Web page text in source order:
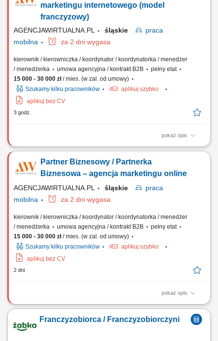
Dostosowywanie asortymentu sklepu do potrzeb lokalnego rynku.
Współpraca z centralą w zakresie działań...
marketingu internetowego (model
franczyzowy)
AGENCJAWIRTUALNA.PL śląskie
praca
mobilna
za 2 dni wygasa
kierownik / kierowniczka / koordynator / koordynatorka / menedżer
/ menedżerka
umowa agencyjna / kontrakt B2B
pełny etat
15 000 - 30 000 zł/ mies. (w zal. od umowy)
Szukamy kilku pracowników
aplikuj szybko
aplikuj bez CV
3 godz.
pokaż opis
Zakres działania prowadzenie własnej działalności w modelu
pozyskiwanie oraz obsługa klientów biznesowych; sprzedaż usług
marketingu internetowego (strony WWW, sklepy internetowe, social
Partner Biznesowy / Partnerka
Biznesowa – agencja marketingu online
AGENCJAWIRTUALNA.PL śląskie
praca
mobilna
za 2 dni wygasa
kierownik / kierowniczka / koordynator / koordynatorka / menedżer
/ menedżerka
umowa agencyjna / kontrakt B2B
pełny etat
15 000 - 30 000 zł/ mies. (w zal. od umowy)
Szukamy kilku pracowników
aplikuj szybko
aplikuj bez CV
2 dni
pokaż opis
Zakres działania: rozwijanie własnej działalności w branży marketingu
internetowego w oparciu o model franczyzowy; pozyskiwanie klientów
biznesowych i budowanie długofalowych relacji; sprzedaż usług takich
jak: strony internetowe, sklepy online, SEO/SEM, kampanie social
Franczyzobiorca / Franczyzobiorczyni